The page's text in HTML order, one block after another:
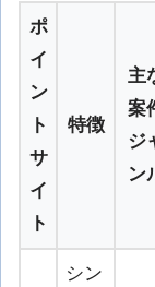
ポ
イ
ン
ト
サ
イ
ト
特徴
主
案
ジ
ン
シン